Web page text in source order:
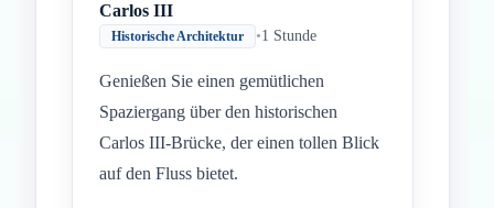
Carlos III
Historische Architektur •1 Stunde
Genießen Sie einen gemütlichen
Spaziergang über den historischen
Carlos III-Brücke, der einen tollen Blick
auf den Fluss bietet.